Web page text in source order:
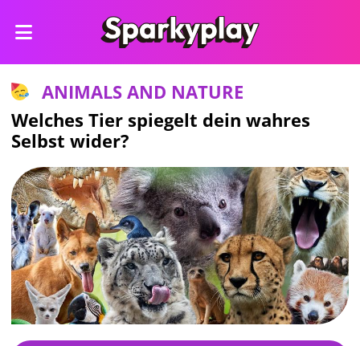
ANIMALS AND NATURE
Welches Tier spiegelt dein wahres
Selbst wider?